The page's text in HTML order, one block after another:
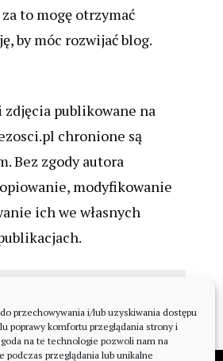
przechowywania i/lub uzyskiwania dostępu
poprawy komfortu przeglądania strony i
na te technologie pozwoli nam na
podczas przeglądania lub unikalne
to mogę otrzymać
by móc rozwijać blog.
publikowane na
chronione są
Bez zgody autora
modyfikowanie
ich we własnych